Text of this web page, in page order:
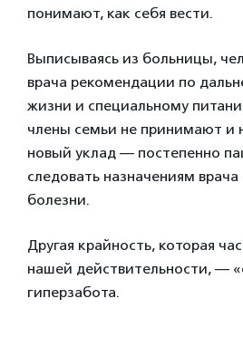
понимают, как себя вести.
Выписываясь из больницы,
врача рекомендации по
жизни и специальному
члены семьи не принимают и
новый уклад — постепенно
следовать назначениям
болезни.
Другая крайность, которая
нашей действительности, —
гиперзабота.